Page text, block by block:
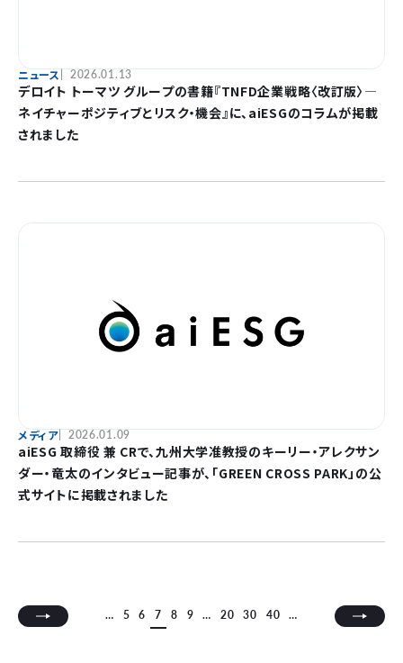
ニュース 2026.01.13
デロイト トーマツ グループの書籍『TNFD企業戦略〈改訂版〉―
ネイチャーポジティブとリスク・機会』に、aiESGのコラムが掲載
されました
メディア 2026.01.09
aiESG 取締役 兼 CRで、九州大学准教授のキーリー・アレクサン
ダー・竜太のインタビュー記事が、「GREEN CROSS PARK」の公
式サイトに掲載されました
… 5 6 7 8 9 … 20 30 40 …